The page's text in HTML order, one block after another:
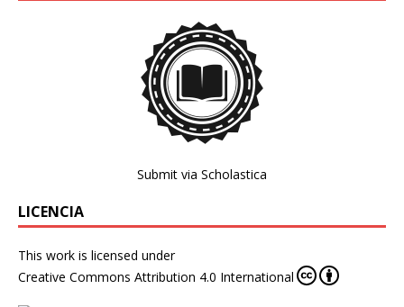
Submit via Scholastica
LICENCIA
This work is licensed under
Creative Commons Attribution 4.0 International